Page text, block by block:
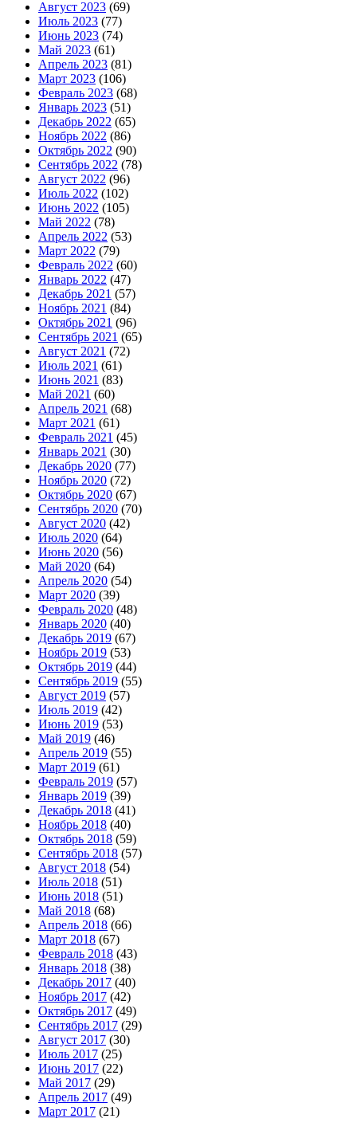
Август 2023 (69)
Июль 2023 (77)
Июнь 2023 (74)
Май 2023 (61)
Апрель 2023 (81)
Март 2023 (106)
Февраль 2023 (68)
Январь 2023 (51)
Декабрь 2022 (65)
Ноябрь 2022 (86)
Октябрь 2022 (90)
Сентябрь 2022 (78)
Август 2022 (96)
Июль 2022 (102)
Июнь 2022 (105)
Май 2022 (78)
Апрель 2022 (53)
Март 2022 (79)
Февраль 2022 (60)
Январь 2022 (47)
Декабрь 2021 (57)
Ноябрь 2021 (84)
Октябрь 2021 (96)
Сентябрь 2021 (65)
Август 2021 (72)
Июль 2021 (61)
Июнь 2021 (83)
Май 2021 (60)
Апрель 2021 (68)
Март 2021 (61)
Февраль 2021 (45)
Январь 2021 (30)
Декабрь 2020 (77)
Ноябрь 2020 (72)
Октябрь 2020 (67)
Сентябрь 2020 (70)
Август 2020 (42)
Июль 2020 (64)
Июнь 2020 (56)
Май 2020 (64)
Апрель 2020 (54)
Март 2020 (39)
Февраль 2020 (48)
Январь 2020 (40)
Декабрь 2019 (67)
Ноябрь 2019 (53)
Октябрь 2019 (44)
Сентябрь 2019 (55)
Август 2019 (57)
Июль 2019 (42)
Июнь 2019 (53)
Май 2019 (46)
Апрель 2019 (55)
Март 2019 (61)
Февраль 2019 (57)
Январь 2019 (39)
Декабрь 2018 (41)
Ноябрь 2018 (40)
Октябрь 2018 (59)
Сентябрь 2018 (57)
Август 2018 (54)
Июль 2018 (51)
Июнь 2018 (51)
Май 2018 (68)
Апрель 2018 (66)
Март 2018 (67)
Февраль 2018 (43)
Январь 2018 (38)
Декабрь 2017 (40)
Ноябрь 2017 (42)
Октябрь 2017 (49)
Сентябрь 2017 (29)
Август 2017 (30)
Июль 2017 (25)
Июнь 2017 (22)
Май 2017 (29)
Апрель 2017 (49)
Март 2017 (21)